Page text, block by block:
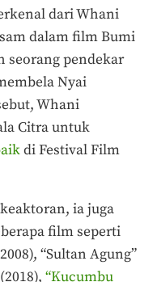
dari Whani
dalam film Bumi
seorang pendekar
Nyai
Whani
Citra untuk
di Festival Film
ia juga
film seperti
“Sultan Agung”
“Kucumbu